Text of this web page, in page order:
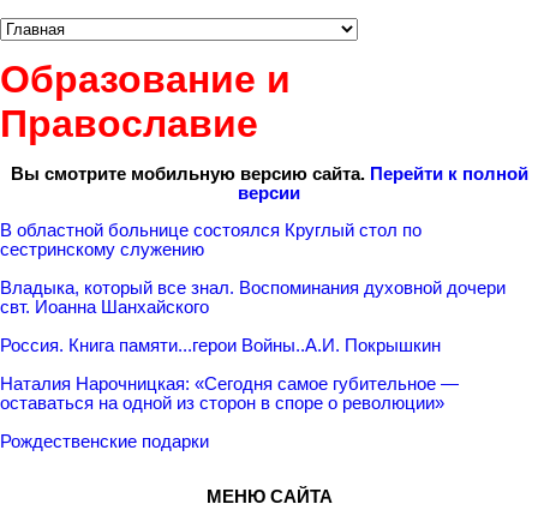
Образование и
Православие
Вы смотрите мобильную версию сайта. Перейти к полной
версии
В областной больнице состоялся Круглый стол по
сестринскому служению
Владыка, который все знал. Воспоминания духовной дочери
свт. Иоанна Шанхайского
Россия. Книга памяти...герои Войны..А.И. Покрышкин
Наталия Нарочницкая: «Сегодня самое губительное —
оставаться на одной из сторон в споре о революции»
Рождественские подарки
МЕНЮ САЙТА